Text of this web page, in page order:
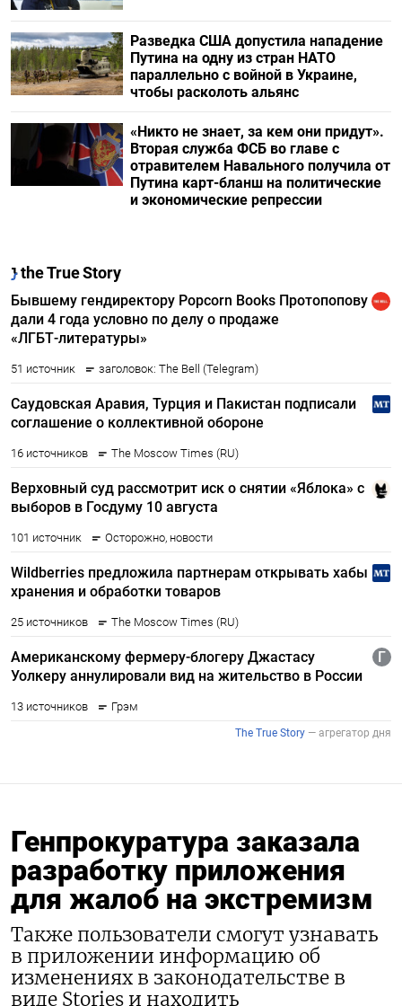
Подписывайтесь на The
Moscow Times в Telegram —
@moscowtimes_ru
Разведка США допустила нападение
Путина на одну из стран НАТО
параллельно с войной в Украине,
чтобы расколоть альянс
«Никто не знает, за кем они придут».
Вторая служба ФСБ во главе с
отравителем Навального получила от
Путина карт-бланш на политические
и экономические репрессии
Генпрокуратура заказала
разработку приложения
для жалоб на экстремизм
Также пользователи смогут узнавать
в приложении информацию об
изменениях в законодательстве в
виде Stories и находить